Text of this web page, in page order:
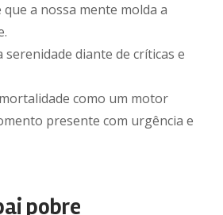
que a nossa mente molda a
serenidade diante de críticas e
como um motor
presente com urgência e
pobre